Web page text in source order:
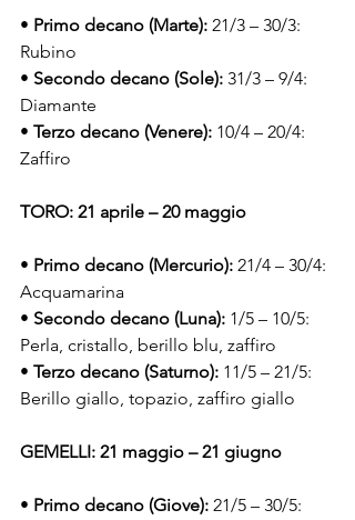
• Primo decano (Marte): 21/3 – 30/3:
Rubino
• Secondo decano (Sole): 31/3 – 9/4:
Diamante
• Terzo decano (Venere): 10/4 – 20/4:
Zaffiro
TORO: 21 aprile – 20 maggio
• Primo decano (Mercurio): 21/4 – 30/4:
Acquamarina
• Secondo decano (Luna): 1/5 – 10/5:
Perla, cristallo, berillo blu, zaffiro
• Terzo decano (Saturno): 11/5 – 21/5:
Berillo giallo, topazio, zaffiro giallo
GEMELLI: 21 maggio – 21 giugno
• Primo decano (Giove): 21/5 – 30/5: